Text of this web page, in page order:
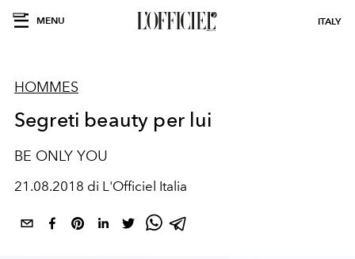
MENU ITALY
HOMMES
Segreti beauty per lui
BE ONLY YOU
21.08.2018 di L'Officiel Italia